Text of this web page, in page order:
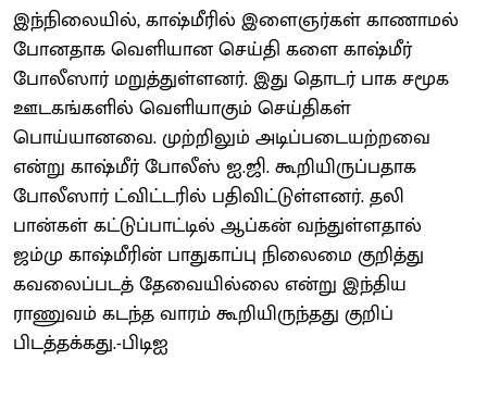
இந்நிலையில், காஷ்மீரில் இளைஞர்கள் காணாமல்
போனதாக வெளியான செய்தி களை காஷ்மீர்
போலீஸார் மறுத்துள்ளனர். இது தொடர் பாக சமூக
ஊடகங்களில் வெளியாகும் செய்திகள்
பொய்யானவை. முற்றிலும் அடிப்படையற்றவை
என்று காஷ்மீர் போலீஸ் ஐ.ஜி. கூறியிருப்பதாக
போலீஸார் ட்விட்டரில் பதிவிட்டுள்ளனர். தலி
பான்கள் கட்டுப்பாட்டில் ஆப்கன் வந்துள்ளதால்
ஜம்மு காஷ்மீரின் பாதுகாப்பு நிலைமை குறித்து
கவலைப்படத் தேவையில்லை என்று இந்திய
ராணுவம் கடந்த வாரம் கூறியிருந்தது குறிப்
பிடத்தக்கது.-பிடிஐ